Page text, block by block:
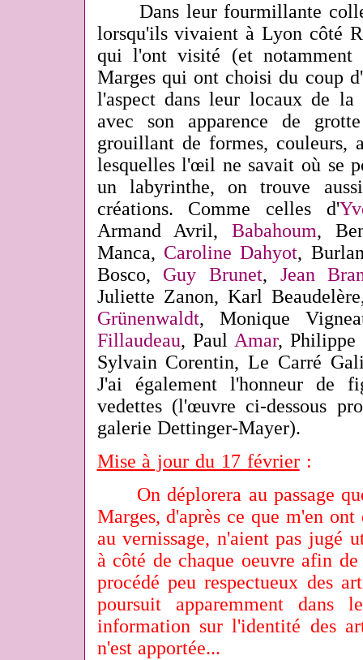
Dans leur fourmillante
lorsqu'ils vivaient à Lyon côté
qui l'ont visité (et notamment
Marges qui ont choisi du coup
l'aspect dans leur locaux de
avec son apparence de
grouillant de formes, couleurs,
lesquelles l'œil ne savait où se
un labyrinthe, on trouve
créations. Comme celles d'
Armand Avril,Babahoum,
Manca, Caroline Dahyot,
Bosco, Guy Brunet, Jean
Juliette Zanon, Karl
Grünenwaldt, Monique
Fillaudeau, Paul Amar, Philippe
Sylvain Corentin, Le Carré
J'ai également l'honneur de
vedettes (l'œuvre ci-dessous
galerie Dettinger-Mayer).
Mise à jour du 17 février:
On déplorera au passage
Marges, d'après ce que m'en
au vernissage, n'aient pas jugé
à côté de chaque oeuvre afin
procédé peu respectueux des
poursuit apparemment dans
information sur l'identité des
n'est apportée...